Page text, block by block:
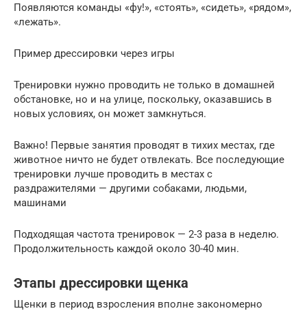
Появляются команды «фу!», «стоять», «сидеть», «рядом»,
«лежать».
Пример дрессировки через игры
Тренировки нужно проводить не только в домашней
обстановке, но и на улице, поскольку, оказавшись в
новых условиях, он может замкнуться.
Важно! Первые занятия проводят в тихих местах, где
животное ничто не будет отвлекать. Все последующие
тренировки лучше проводить в местах с
раздражителями — другими собаками, людьми,
машинами
Подходящая частота тренировок — 2-3 раза в неделю.
Продолжительность каждой около 30-40 мин.
Этапы дрессировки щенка
Щенки в период взросления вполне закономерно